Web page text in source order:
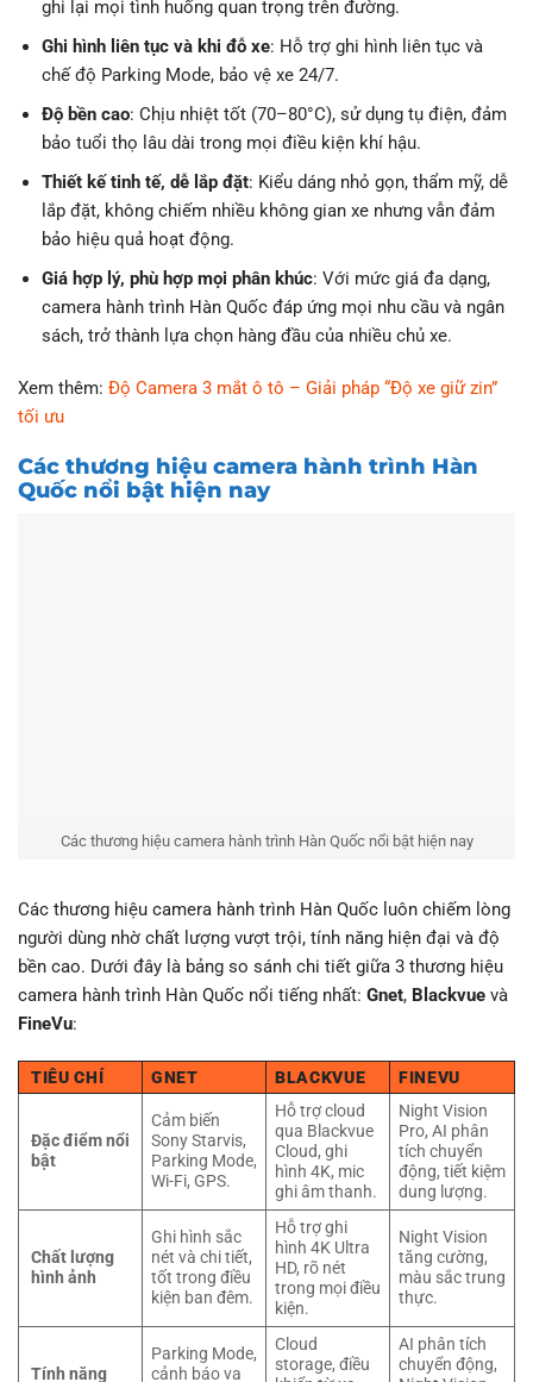
ghi lại mọi tình huống quan trọng trên đường.
Ghi hình liên tục và khi đỗ xe: Hỗ trợ ghi hình liên tục và
chế độ Parking Mode, bảo vệ xe 24/7.
Độ bền cao: Chịu nhiệt tốt (70–80°C), sử dụng tụ điện, đảm
bảo tuổi thọ lâu dài trong mọi điều kiện khí hậu.
Thiết kế tinh tế, dễ lắp đặt: Kiểu dáng nhỏ gọn, thẩm mỹ, dễ
lắp đặt, không chiếm nhiều không gian xe nhưng vẫn đảm
bảo hiệu quả hoạt động.
Giá hợp lý, phù hợp mọi phân khúc: Với mức giá đa dạng,
camera hành trình Hàn Quốc đáp ứng mọi nhu cầu và ngân
sách, trở thành lựa chọn hàng đầu của nhiều chủ xe.
Xem thêm: Độ Camera 3 mắt ô tô – Giải pháp “Độ xe giữ zin”
tối ưu
Các thương hiệu camera hành trình Hàn
Quốc nổi bật hiện nay
Các thương hiệu camera hành trình Hàn Quốc nổi bật hiện nay
Các thương hiệu camera hành trình Hàn Quốc luôn chiếm lòng
người dùng nhờ chất lượng vượt trội, tính năng hiện đại và độ
bền cao. Dưới đây là bảng so sánh chi tiết giữa 3 thương hiệu
camera hành trình Hàn Quốc nổi tiếng nhất: Gnet, Blackvue và
FineVu:
TIÊU CHÍ GNET BLACKVUE FINEVU
Đặc điểm nổi
bật
Cảm biến
Sony Starvis,
Parking Mode,
Wi-Fi, GPS.
Hỗ trợ cloud
qua Blackvue
Cloud, ghi
hình 4K, mic
ghi âm thanh.
Night Vision
Pro, AI phân
tích chuyển
động, tiết kiệm
dung lượng.
Chất lượng
hình ảnh
Ghi hình sắc
nét và chi tiết,
tốt trong điều
kiện ban đêm.
Hỗ trợ ghi
hình 4K Ultra
HD, rõ nét
trong mọi điều
kiện.
Night Vision
tăng cường,
màu sắc trung
thực.
Tính năng
Parking Mode,
cảnh báo va
Cloud
storage, điều
AI phân tích
chuyển động,